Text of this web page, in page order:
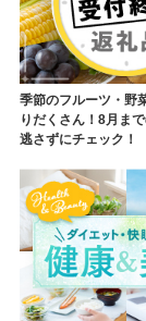
季節のフルーツ・野
りだくさん！8月ま
逃さずにチェック！